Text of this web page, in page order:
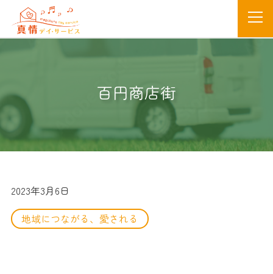
百円商店街
2023年3月6日
地域につながる、愛される